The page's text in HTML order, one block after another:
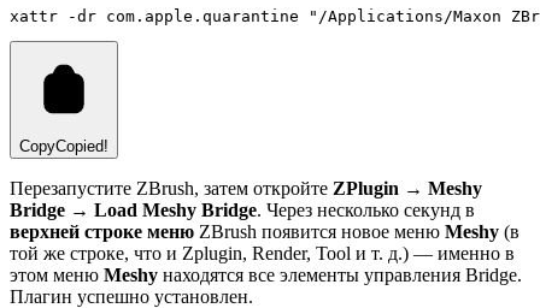
xattr -dr com.apple.quarantine "/Applications/Maxon
CopyCopied!
Перезапустите ZBrush, затем откройте ZPlugin → Meshy
Bridge → Load Meshy Bridge. Через несколько секунд в
верхней строке меню ZBrush появится новое меню Meshy (в
той же строке, что и Zplugin, Render, Tool и т. д.) — именно в
этом меню Meshy находятся все элементы управления Bridge.
Плагин успешно установлен.